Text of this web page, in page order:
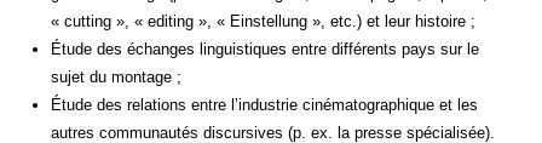
« cut­ting », « edi­ting », « Eins­tel­lung », etc.) et leur histoire ;
Étude des échanges lin­guis­tiques entre dif­fé­rents pays sur le
sujet du montage ;
Étude des rela­tions entre l’industrie ciné­ma­to­gra­phique et les
autres com­mu­nau­tés dis­cur­sives (p. ex. la presse spécialisée).